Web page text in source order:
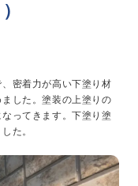
密着力が高い下塗り材
した。塗装の上塗りの
ってきます。下塗り塗
た。